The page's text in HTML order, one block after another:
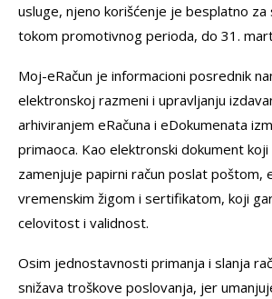
usluge, njeno korišćenje je besplatno za
tokom promotivnog perioda, do 31.
Moj-eRačun je informacioni posrednik
elektronskoj razmeni i upravljanju
arhiviranjem eRačuna i eDokumenata
primaoca. Kao elektronski dokument
zamenjuje papirni račun poslat poštom,
vremenskim žigom i sertifikatom, koji
celovitost i validnost.
Osim jednostavnosti primanja i slanja
snižava troškove poslovanja, jer